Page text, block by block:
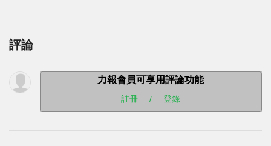
評論
力報會員可享用評論功能
註冊 / 登錄